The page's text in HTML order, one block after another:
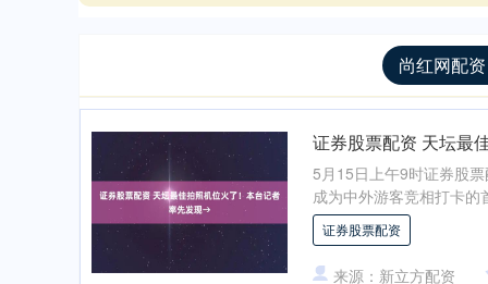
尚红网配
证券股票配资 天坛最
5月15日上午9时证券股
成为中外游客竞相打卡
证券股票配资
来源：新立方配资